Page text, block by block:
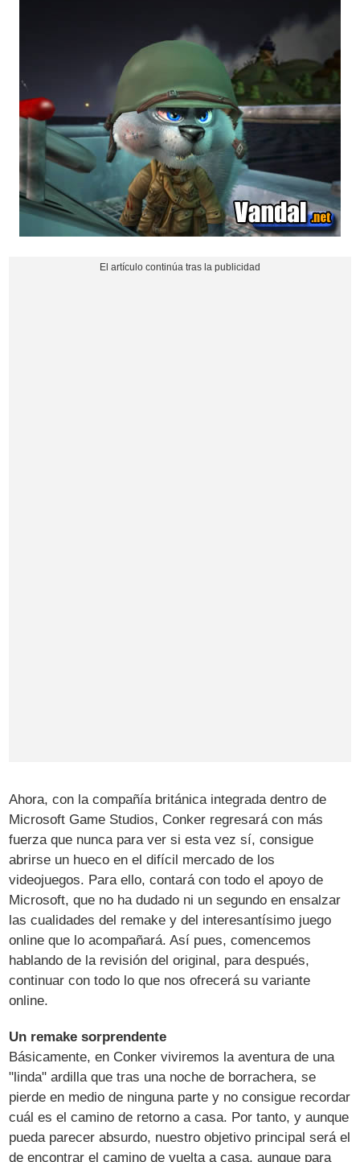
Ahora, con la compañía británica integrada dentro de
Microsoft Game Studios, Conker regresará con más
fuerza que nunca para ver si esta vez sí, consigue
abrirse un hueco en el difícil mercado de los
videojuegos. Para ello, contará con todo el apoyo de
Microsoft, que no ha dudado ni un segundo en ensalzar
las cualidades del remake y del interesantísimo juego
online que lo acompañará. Así pues, comencemos
hablando de la revisión del original, para después,
continuar con todo lo que nos ofrecerá su variante
online.
Un remake sorprendente
Básicamente, en Conker viviremos la aventura de una
"linda" ardilla que tras una noche de borrachera, se
pierde en medio de ninguna parte y no consigue recordar
cuál es el camino de retorno a casa. Por tanto, y aunque
pueda parecer absurdo, nuestro objetivo principal será el
de encontrar el camino de vuelta a casa, aunque para